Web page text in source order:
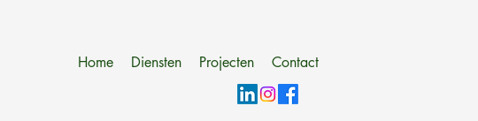
Home Diensten Projecten Contact